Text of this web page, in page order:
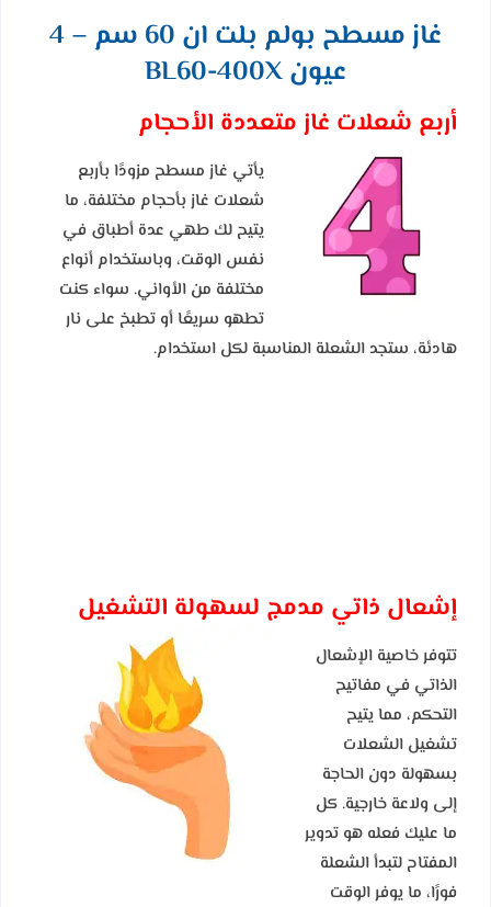
غاز مسطح بولم بلت ان 60 سم – 4
عيون BL60-400X
أربع شعلات غاز متعددة الأحجام
يأتي غاز مسطح مزودًا بأربع
شعلات غاز بأحجام مختلفة، ما
يتيح لك طهي عدة أطباق في
نفس الوقت، وباستخدام أنواع
مختلفة من الأواني. سواء كنت
تطهو سريعًا أو تطبخ على نار
هادئة، ستجد الشعلة المناسبة لكل استخدام.
إشعال ذاتي مدمج لسهولة التشغيل
تتوفر خاصية الإشعال
الذاتي في مفاتيح
التحكم، مما يتيح
تشغيل الشعلات
بسهولة دون الحاجة
إلى ولاعة خارجية. كل
ما عليك فعله هو تدوير
المفتاح لتبدأ الشعلة
فورًا، ما يوفر الوقت